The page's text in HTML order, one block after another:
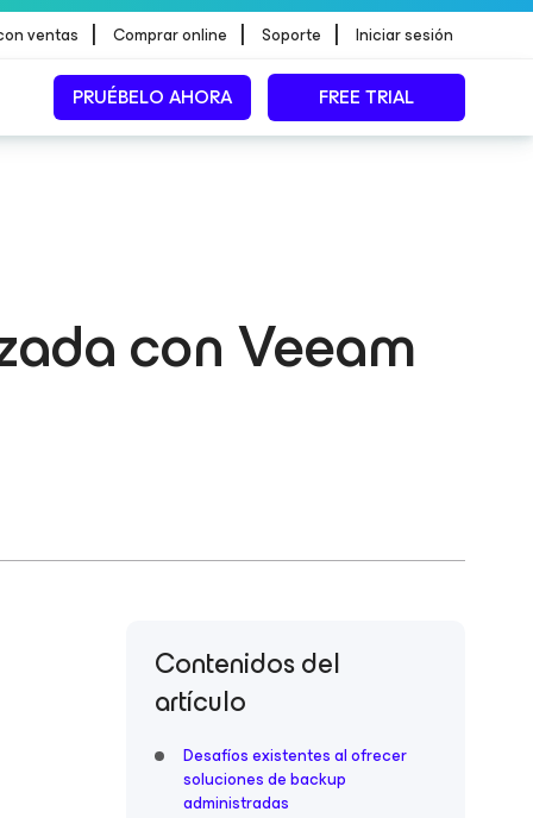
ventas | Comprar online | Soporte | Iniciar sesión
PRUÉBELO AHORA FREE TRIAL
con Veeam
Contenidos del
artículo
Desafíos existentes al ofrecer
soluciones de backup
administradas